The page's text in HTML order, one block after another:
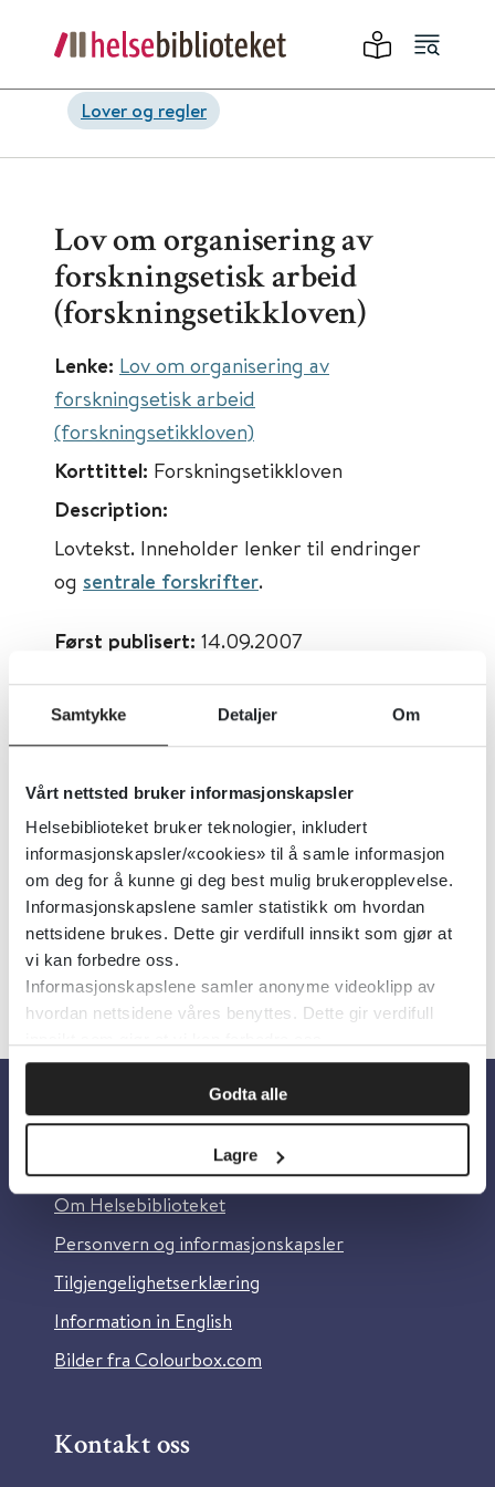
Samtykke Detaljer Om
Vårt nettsted bruker informasjonskapsler
Helsebiblioteket bruker teknologier, inkludert
informasjonskapsler/«cookies» til å samle informasjon
om deg for å kunne gi deg best mulig brukeropplevelse.
Informasjonskapslene samler statistikk om hvordan
nettsidene brukes. Dette gir verdifull innsikt som gjør at
vi kan forbedre oss.
Informasjonskapslene samler anonyme videoklipp av
hvordan nettsidene våres benyttes. Dette gir verdifull
Godta alle
Lagre
Lover og regler
Lov om organisering av
forskningsetisk arbeid
(forskningsetikkloven)
Lenke: Lov om organisering av
forskningsetisk arbeid
(forskningsetikkloven)
Korttittel: Forskningsetikkloven
Description:
Lovtekst. Inneholder lenker til endringer
og sentrale forskrifter.
Først publisert: 14.09.2007
Sist faglig oppdatert:24.02.2016
Tema:Lover og regler
Emner:Forskning
Dokumenttype:Lover og regler
Utgiver:Lovdata
Språk:Norsk
Om Helsebiblioteket
Personvern og informasjonskapsler
Tilgjengelighetserklæring
Information in English
Bilder fra Colourbox.com
Kontakt oss